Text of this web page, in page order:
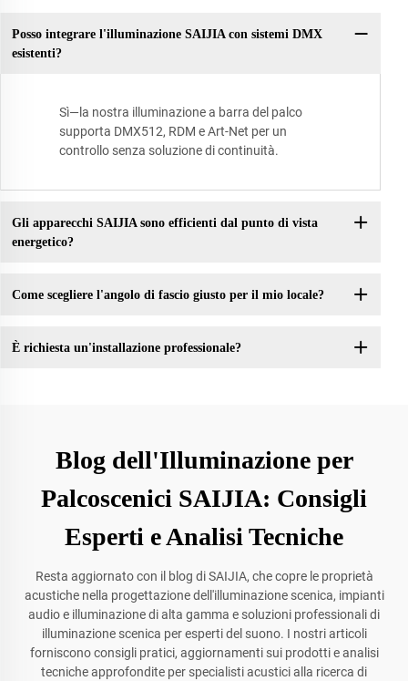
Posso integrare l'illuminazione SAIJIA con sistemi DMX
esistenti?
Sì—la nostra illuminazione a barra del palco
supporta DMX512, RDM e Art-Net per un
controllo senza soluzione di continuità.
Gli apparecchi SAIJIA sono efficienti dal punto di vista
energetico?
Come scegliere l'angolo di fascio giusto per il mio locale?
È richiesta un'installazione professionale?
Blog dell'Illuminazione per
Palcoscenici SAIJIA: Consigli
Esperti e Analisi Tecniche
Resta aggiornato con il blog di SAIJIA, che copre le proprietà
acustiche nella progettazione dell'illuminazione scenica, impianti
audio e illuminazione di alta gamma e soluzioni professionali di
illuminazione scenica per esperti del suono. I nostri articoli
forniscono consigli pratici, aggiornamenti sui prodotti e analisi
tecniche approfondite per specialisti acustici alla ricerca di